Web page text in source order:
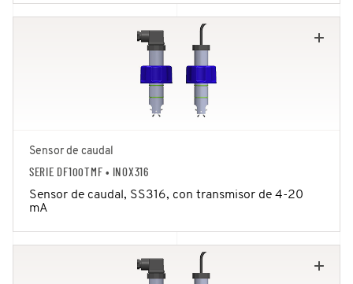
Sensor de caudal
SERIE DF100TMF • INOX316
Sensor de caudal, SS316, con transmisor de 4-20
mA